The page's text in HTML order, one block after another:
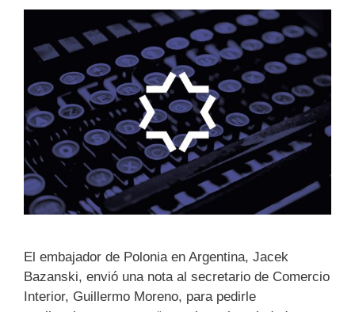
El embajador de Polonia en Argentina, Jacek
Bazanski, envió una nota al secretario de Comercio
Interior, Guillermo Moreno, para pedirle